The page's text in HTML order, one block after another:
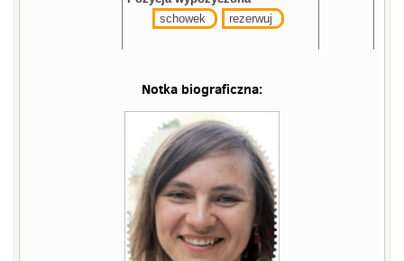
schowek
rezerwuj
Notka biograficzna: